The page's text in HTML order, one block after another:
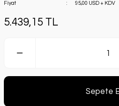
Fiyat
95,00 USD + KDV
5.439,15 TL
Sepete